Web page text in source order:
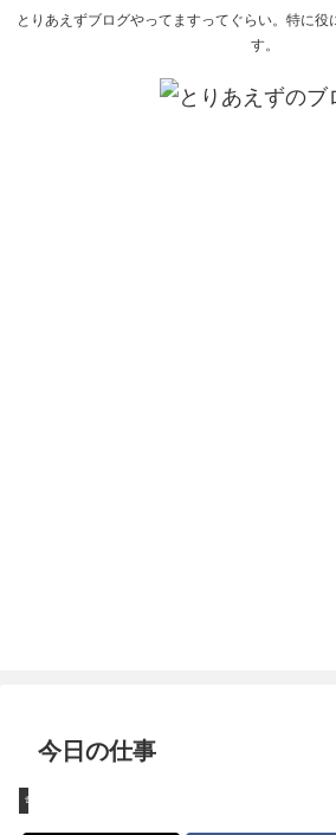
とりあえずブログやってますってぐらい。特に役
す。
今日の仕事
ちょっとしたこと